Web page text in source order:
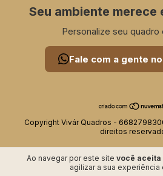
Ao navegar por este site você aceita
agilizar a sua experiência
Seu ambiente merece
Personalize seu quadro
Fale com a gente
Copyright Vivár Quadros -
direitos